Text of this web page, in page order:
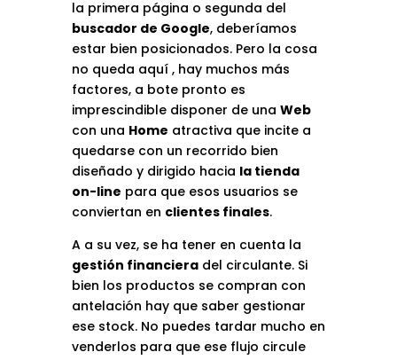
la primera página o segunda del
buscador de Google, deberíamos
estar bien posicionados. Pero la cosa
no queda aquí , hay muchos más
factores, a bote pronto es
imprescindible disponer de una Web
con una Home atractiva que incite a
quedarse con un recorrido bien
diseñado y dirigido hacia la tienda
on-line para que esos usuarios se
conviertan en clientes finales.
A a su vez, se ha tener en cuenta la
gestión financieradel circulante. Si
bien los productos se compran con
antelación hay que saber gestionar
ese stock. No puedes tardar mucho en
venderlos para que ese flujo circule